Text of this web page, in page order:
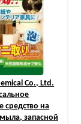
Co., Ltd.
на
запасной